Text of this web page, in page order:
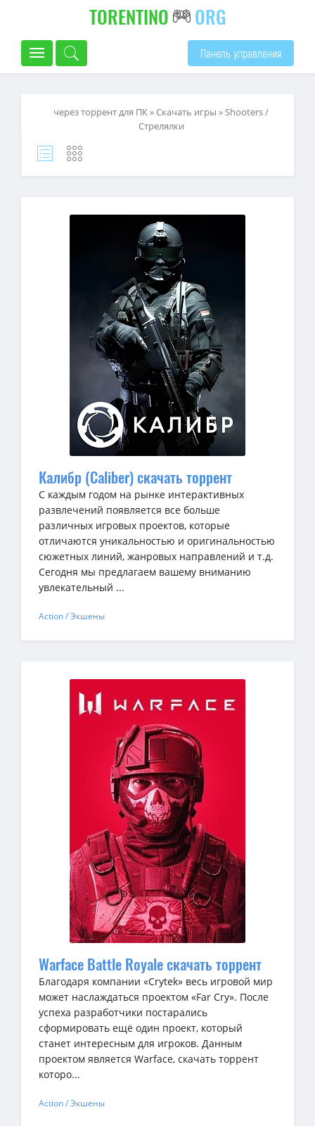
TORENTINO ORG
Панель управления
через торрент для ПК»Скачать игры »Shooters /
Стрелялки
Калибр (Caliber) скачать торрент
С каждым годом на рынке интерактивных
развлечений появляется все больше
различных игровых проектов, которые
отличаются уникальностью и оригинальностью
сюжетных линий, жанровых направлений и т.д.
Сегодня мы предлагаем вашему вниманию
увлекательный ...
Action / Экшены
Warface Battle Royale скачать торрент
Благодаря компании «Crytek» весь игровой мир
может наслаждаться проектом «Far Cry». После
успеха разработчики постарались
сформировать ещё один проект, который
станет интересным для игроков. Данным
проектом является Warface, скачать торрент
которо...
Action / Экшены